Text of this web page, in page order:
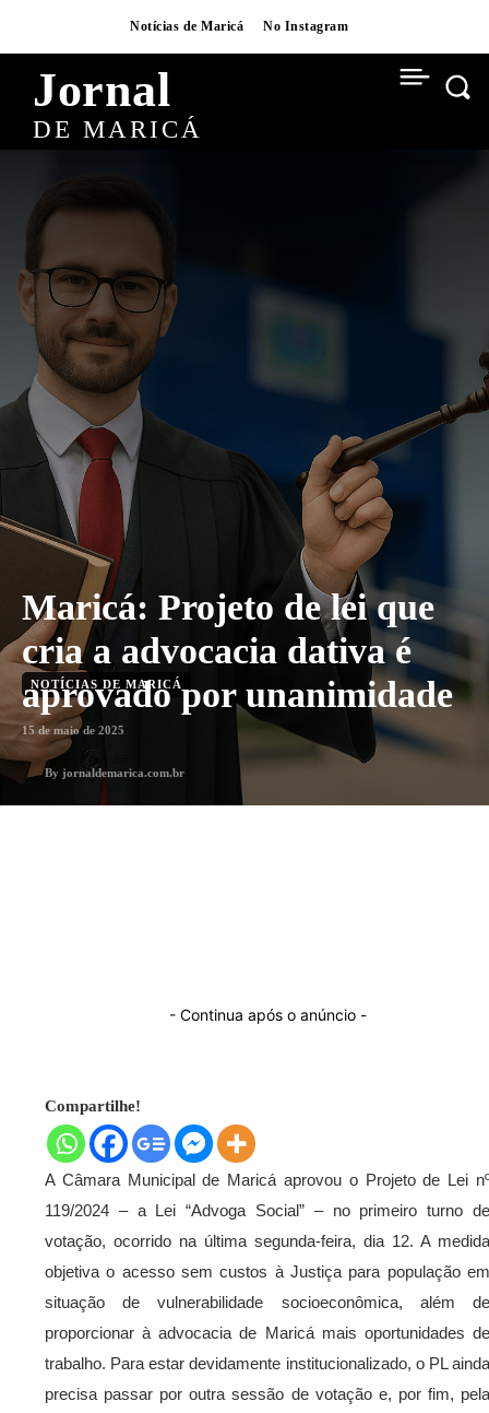
Notícias de Maricá No Instagram
Jornal
DE MARICÁ
Maricá: Projeto de lei que
cria a advocacia dativa é
aprovado por unanimidade
NOTÍCIAS DE MARICÁ
15 de maio de 2025
By jornaldemarica.com.br
- Continua após o anúncio -
Compartilhe!
A Câmara Municipal de Maricá aprovou o Projeto de Lei nº
119/2024 – a Lei “Advoga Social” – no primeiro turno de
votação, ocorrido na última segunda-feira, dia 12. A medida
objetiva o acesso sem custos à Justiça para população em
situação de vulnerabilidade socioeconômica, além de
proporcionar à advocacia de Maricá mais oportunidades de
trabalho. Para estar devidamente institucionalizado, o PL ainda
precisa passar por outra sessão de votação e, por fim, pela